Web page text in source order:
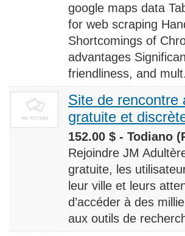
google maps data
for web scraping
Shortcomings of
advantages
friendliness, and
Site de rencontre
gratuite et
152.00 $ - Todiano
Rejoindre JM
gratuite, les
leur ville et leurs
d’accéder à des
aux outils de